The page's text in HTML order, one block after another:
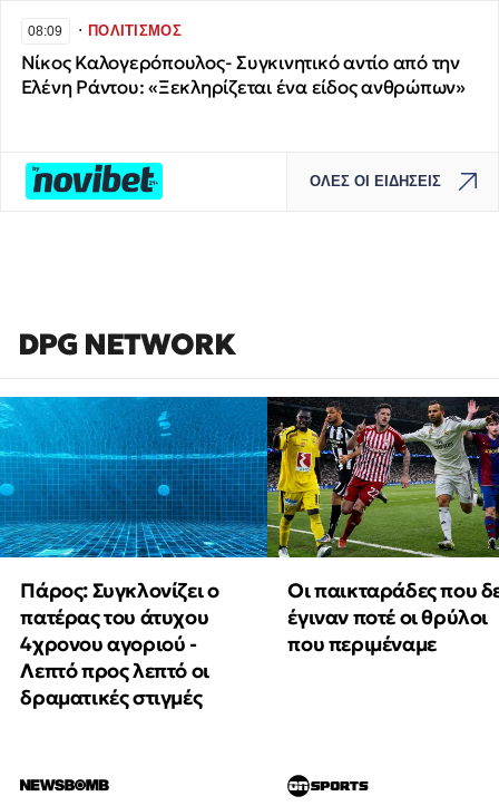
08:09 ∙ΠΟΛΙΤΙΣΜΟΣ
Νίκος Καλογερόπουλος- Συγκινητικό αντίο από την
Ελένη Ράντου: «Ξεκληρίζεται ένα είδος ανθρώπων»
ΟΛΕΣ ΟΙ ΕΙΔΗΣΕΙΣ
DPG NETWORK
Πάρος: Συγκλονίζει ο
πατέρας του άτυχου
4χρονου αγοριού -
Λεπτό προς λεπτό οι
δραματικές στιγμές
Οι παικταράδες που
έγιναν ποτέ οι θρύλοι
που περιμέναμε